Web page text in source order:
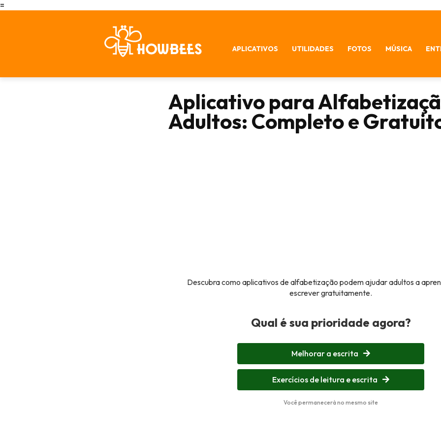
=
APLICATIVOS UTILIDADES FOTOS MÚSICA
Aplicativo para
Adultos: Completo e
Descubra como aplicativos de alfabetização podem ajudar adultos a
escrever gratuitamente.
Qual é sua prioridade agora?
Melhorar a escrita
Exercícios de leitura e escrita
Você permanecerá no mesmo site